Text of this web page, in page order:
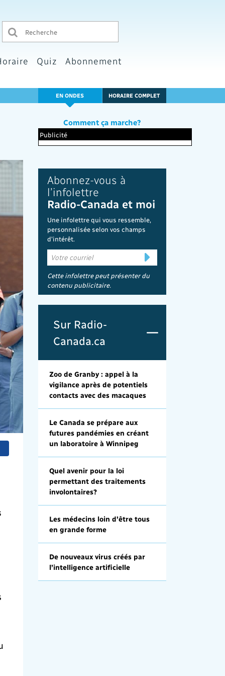
Quiz Abonnement
EN ONDES HORAIRE COMPLET
Comment ça marche?
Publicité
Abonnez-vous à
l’infolettre
Radio-Canada et moi
Une infolettre qui vous ressemble,
personnalisée selon vos champs
d'intérêt.
Cette infolettre peut présenter du
contenu publicitaire.
Sur Radio-
Canada.ca
Zoo de Granby : appel à la
vigilance après de potentiels
contacts avec des macaques
Le Canada se prépare aux
futures pandémies en créant
un laboratoire à Winnipeg
Quel avenir pour la loi
permettant des traitements
involontaires?
Les médecins loin d’être tous
en grande forme
De nouveaux virus créés par
l’intelligence artificielle